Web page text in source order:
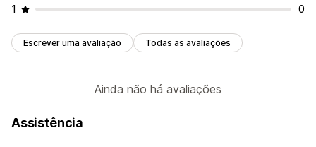
1
0
Escrever uma avaliação Todas as avaliações
Ainda não há avaliações
Assistência